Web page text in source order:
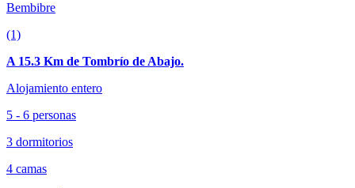
Bembibre
(1)
A 15.3 Km de Tombrío de Abajo.
Alojamiento entero
5 - 6 personas
3 dormitorios
4 camas